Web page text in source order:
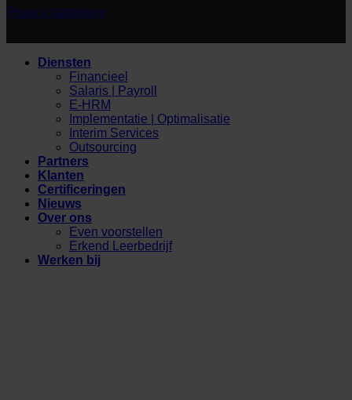
Privacy statement
Diensten
Financieel
Salaris | Payroll
E-HRM
Implementatie | Optimalisatie
Interim Services
Outsourcing
Partners
Klanten
Certificeringen
Nieuws
Over ons
Even voorstellen
Erkend Leerbedrijf
Werken bij